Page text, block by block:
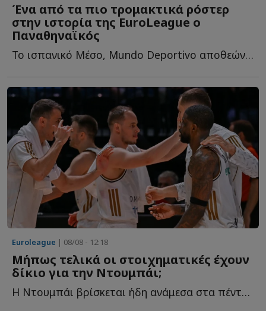
Ένα από τα πιο τρομακτικά ρόστερ
στην ιστορία της EuroLeague ο
Παναθηναϊκός
Το ισπανικό Μέσο, Mundo Deportivo αποθεώνει το ρόστερ του «...
Euroleague | 08/08 - 12:18
Μήπως τελικά οι στοιχηματικές έχουν
δίκιο για την Ντουμπάι;
Η Ντουμπάι βρίσκεται ήδη ανάμεσα στα πέντε μεγαλύτερα φ...